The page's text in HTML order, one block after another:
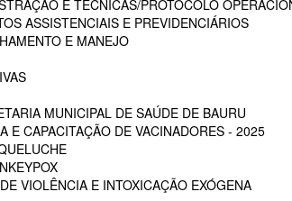
E TÉCNICAS/PROTOCOLO
ASSISTENCIAIS E PREVIDENCIÁRIOS
E MANEJO
MUNICIPAL DE SAÚDE DE BAURU
E CAPACITAÇÃO DE VACINADORES - 2025
VIOLÊNCIA E INTOXICAÇÃO EXÓGENA